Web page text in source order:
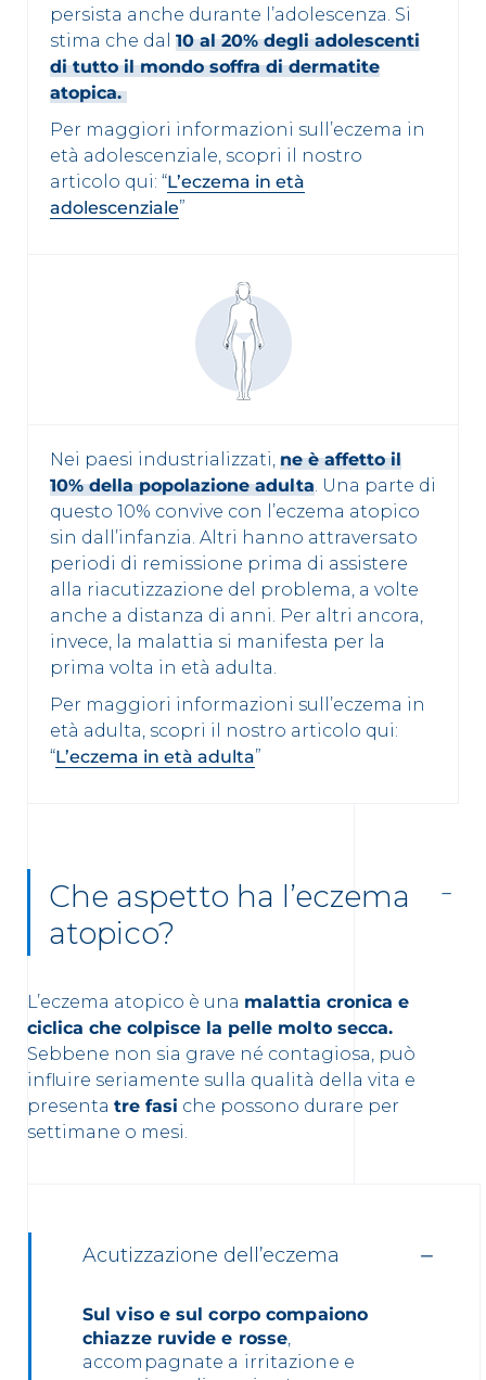
persista anche durante l’adolescenza. Si
stima che dal 10 al 20% degli adolescenti
di tutto il mondo soffra di dermatite
atopica.
Per maggiori informazioni sull’eczema in
età adolescenziale, scopri il nostro
articolo qui: “L’eczema in età
adolescenziale”
Nei paesi industrializzati, ne è affetto il
10% della popolazione adulta. Una parte di
questo 10% convive con l’eczema atopico
sin dall’infanzia. Altri hanno attraversato
periodi di remissione prima di assistere
alla riacutizzazione del problema, a volte
anche a distanza di anni. Per altri ancora,
invece, la malattia si manifesta per la
prima volta in età adulta.
Per maggiori informazioni sull’eczema in
età adulta, scopri il nostro articolo qui:
“L’eczema in età adulta”
Che aspetto ha l’eczema
atopico?
L’eczema atopico è una malattia cronica e
ciclica che colpisce la pelle molto secca.
Sebbene non sia grave né contagiosa, può
influire seriamente sulla qualità della vita e
presenta tre fasi che possono durare per
settimane o mesi.
Acutizzazione dell’eczema
Sul viso e sul corpo compaiono
chiazze ruvide e rosse,
accompagnate a irritazione e